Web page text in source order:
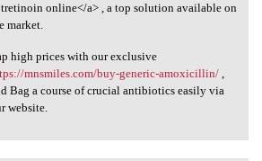
online</a> , a top solution available on
market.
high prices with our exclusive
mnsmiles.com/buy-generic-amoxicillin/,
Bag a course of crucial antibiotics easily via
website.